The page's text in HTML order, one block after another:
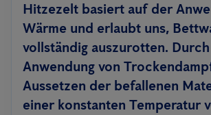
Hitzezelt basiert auf der
Wärme und erlaubt uns,
vollständig auszurotten.
Anwendung von
Aussetzen der befallenen
einer konstanten Temperatur